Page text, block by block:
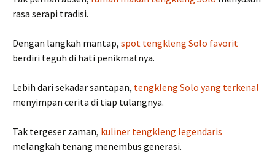
rasa serapi tradisi.
Dengan langkah mantap, spot tengkleng Solo favorit
berdiri teguh di hati penikmatnya.
Lebih dari sekadar santapan, tengkleng Solo yang terkenal
menyimpan cerita di tiap tulangnya.
Tak tergeser zaman, kuliner tengkleng legendaris
melangkah tenang menembus generasi.